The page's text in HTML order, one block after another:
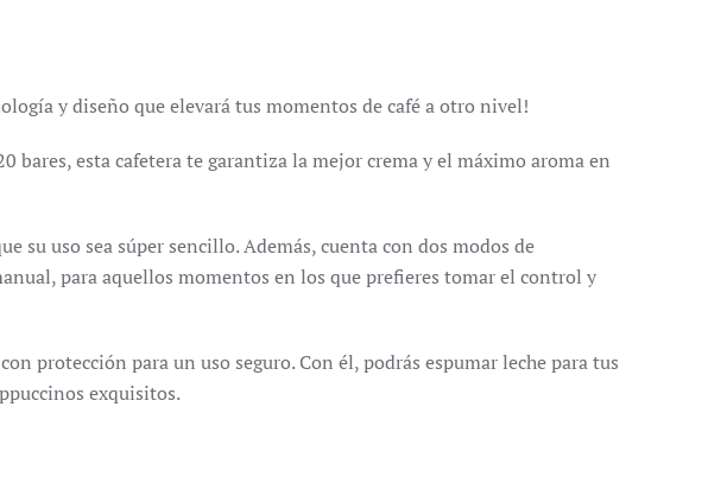
y diseño que elevará tus momentos de café a otro nivel!
esta cafetera te garantiza la mejor crema y el máximo aroma en
uso sea súper sencillo. Además, cuenta con dos modos de
para aquellos momentos en los que prefieres tomar el control y
protección para un uso seguro. Con él, podrás espumar leche para tus
exquisitos.